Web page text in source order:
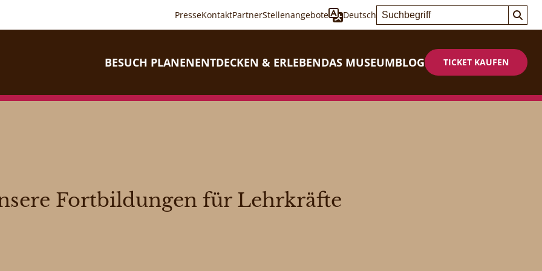
PresseKontaktPartnerStellenangebote Deutsch
BESUCH PLANENENTDECKEN & ERLEBENDAS MUSEUMBLOG TICKET KAUFEN
Fortbildungen für Lehrkräfte